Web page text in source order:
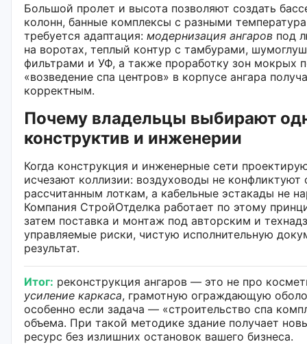
Большой пролет и высота позволяют создать
колонн, банные комплексы с разными
требуется адаптация: модернизация ангаров под
на воротах, теплый контур с тамбурами,
фильтрами и УФ, а также проработку зон мокрых
«возведение спа центров» в корпусе ангара
корректным.
Почему владельцы выбирают
конструктив и инженерии
Когда конструкция и инженерные сети
исчезают коллизии: воздуховоды не
рассчитанным лоткам, а кабельные эстакады не
Компания СтройОтделка работает по этому
затем поставка и монтаж под авторским и
управляемые риски, чистую исполнительную
результат.
Итог: реконструкция ангаров — это не про
усиление каркаса, грамотную ограждающую
особенно если задача — «строительство спа
объема. При такой методике здание получает
ресурс без излишних остановок вашего бизнеса.